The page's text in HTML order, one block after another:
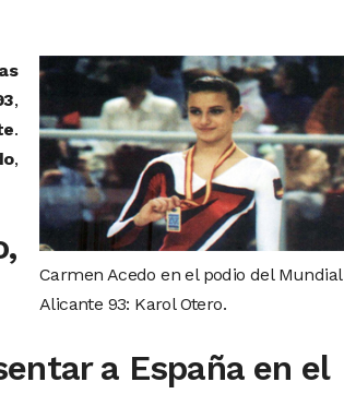
Carmen Acedo en el podio del
Alicante 93: Karol Otero.
,
.
,
a España en el